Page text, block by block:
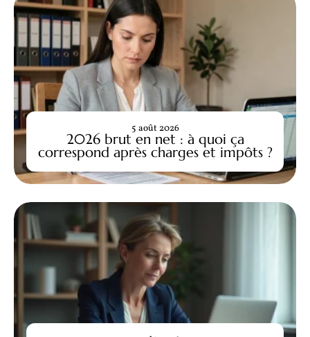
2026 brut en net : à quoi ça
correspond après charges et impôts ?
5 août 2026